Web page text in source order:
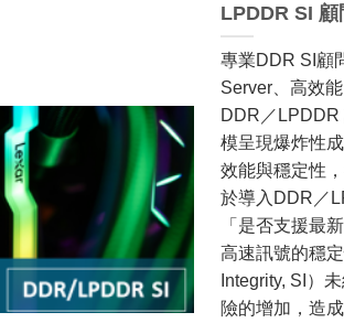
LPDDR SI
專業DDR SI顧
Server、高效
DDR／LPDDR
模呈現爆炸性
效能與穩定性
於導入DDR／
「是否支援最
高速訊號的穩
Integrity, SI）
險的增加，造